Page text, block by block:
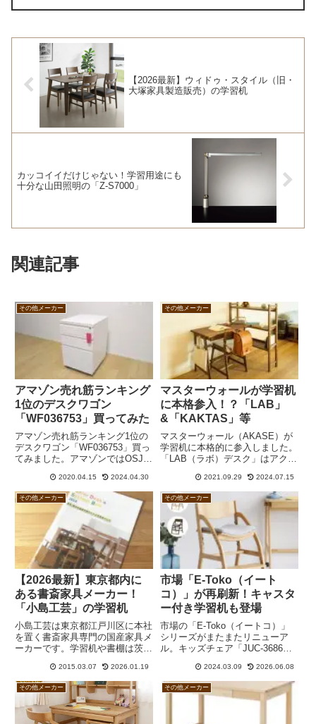
【2026最新】ウィドゥ・スタイル（旧・
大塚家具製造販売）の学習机
カッコイイだけじゃない！学習用途にも
十分な山田照明の「Z-S7000」
関連記事
その他メーカー
アマゾン売れ筋ランキング
1位のデスクワゴン
「WF036753」買ってみた
アマゾン売れ筋ランキング1位の
デスクワゴン「WF036753」買っ
てみました。アマゾンではOSJと
書かれています。8千円台と低価
格であるにもかかわらず、全段フ
ルスライドレールで開閉も割りと
スムーズ。無印良品のスチールキ
ャビネットより断然オススメで
2020.04.15 2024.04.30
その他メーカー
マスターウォールが学習机
に本格参入！？「LAB」
&「KAKTAS」等
マスターウォール（AKASE）が
学習机に本格的に参入しました。
「LAB（ラボ）デスク」はアクタ
「KAKTAS（カクタス）デスク」
は棚と机を組み合わせることでL
型レイアウトなど様々な配置にす
ることができます。
2021.09.29 2024.07.15
その他メーカー
【2026最新】東京都内に
ある書斎家具メーカー！
「小島工芸」の学習机
小島工芸は東京都江戸川区に本社
を置く書斎家具専門の国産家具メ
ーカーです。学習机や書棚は茨城
ど一部製品は中国やタイで製造し
ています。現在の主力デスクは
「ポライト」。システムベッドの
「アンジュEX」や「ラークアッ
プ」は定番です。
2015.03.07 2026.01.19
その他メーカー
市場「E-Toko（イート
コ）」が再刷新！キャスタ
ー付き学習机も登場
市場の「E-Toko（イートコ）」
シリーズがまたまたリニューア
ル。キッズチェア「JUC-3686」
「JUC-3661」は組立式の板座。
キャスター付きのコンパクトデス
ク「JUT-3692NA」やワイドラッ
ク「JUR-3694」なども登場で
2024.03.09 2026.06.08
その他メーカー その他メーカー